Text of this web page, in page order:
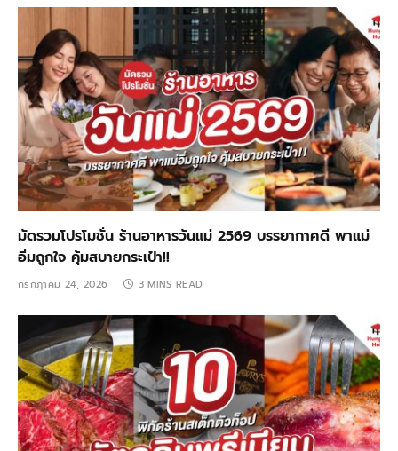
มัดรวมโปรโมชั่น ร้านอาหารวันแม่ 2569 บรรยากาศดี พาแม่
อิ่มถูกใจ คุ้มสบายกระเป๋า!!
กรกฎาคม 24, 2026 3 MINS READ